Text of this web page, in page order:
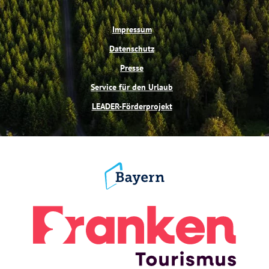
Impressum
Datenschutz
Presse
Service für den Urlaub
LEADER-Förderprojekt